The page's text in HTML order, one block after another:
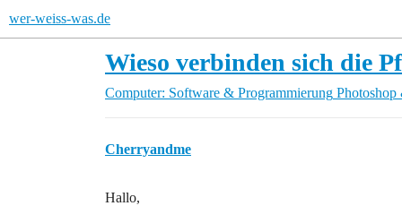
wer-weiss-was.de
Wieso verbinden sich die
Computer: Software & Programmierung
Cherryandme
Hallo,